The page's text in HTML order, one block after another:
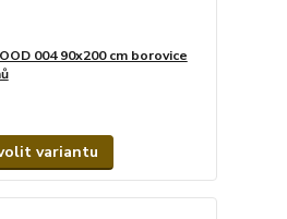
004 90x200 cm borovice
variantu